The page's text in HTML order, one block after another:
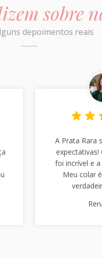
sobre
depoimentos reais
A Prata Rara
foi incrível e
Meu colar